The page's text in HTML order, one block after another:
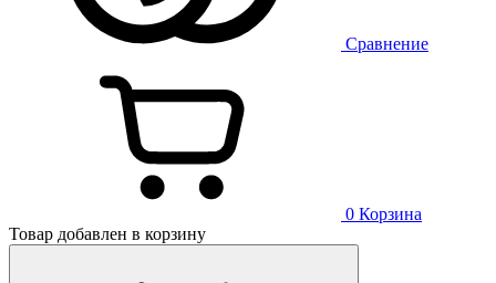
Сравнение
0 Корзина
Товар добавлен в корзину